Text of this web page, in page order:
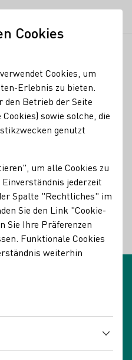
Zuckergehalt eines Mostes
durch Lichtbrechung
Cookies
Cookies, um
Erlebnis zu bieten.
den Betrieb der Seite
sowie solche, die
genutzt
um alle Cookies zu
jederzeit
Spalte "Rechtliches" im
Sie den Link "Cookie-
Sie Ihre Präferenzen
Funktionale Cookies
weiterhin